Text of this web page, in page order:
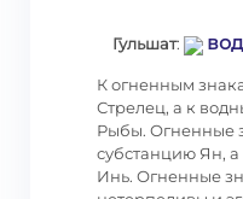
Гульшат:
К огненным
Стрелец, а к
Рыбы. Огненные
субстанцию Ян,
Инь. Огненные